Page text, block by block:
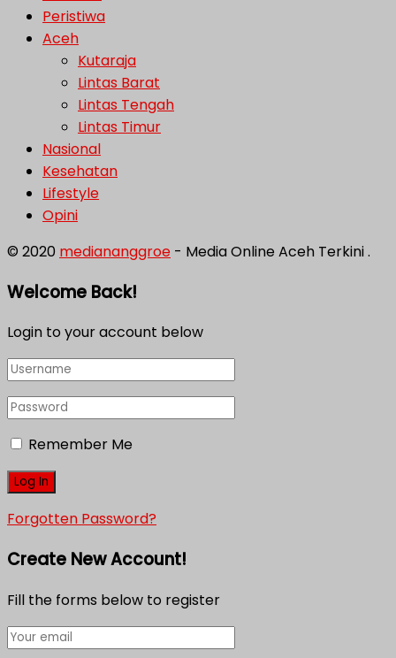
Peristiwa
Aceh
Kutaraja
Lintas Barat
Lintas Tengah
Lintas Timur
Nasional
Kesehatan
Lifestyle
Opini
© 2020 mediananggroe - Media Online Aceh Terkini .
Welcome Back!
Login to your account below
Remember Me
Forgotten Password?
Create New Account!
Fill the forms below to register